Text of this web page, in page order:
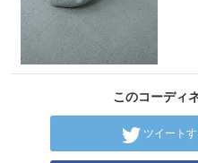
このコーディ
ツイート